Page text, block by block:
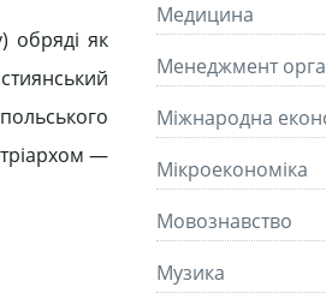
обряді як
—
Медицина
Менеджмент
Міжнародна
Мікроекономіка
Мовознавство
Музика